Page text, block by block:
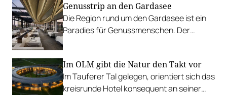
Genusstrip an den Gardasee
Die Region rund um den Gardasee ist ein
Paradies für Genussmenschen. Der
Im OLM gibt die Natur den Takt vor
Im Tauferer Tal gelegen, orientiert sich das
kreisrunde Hotel konsequent an seiner